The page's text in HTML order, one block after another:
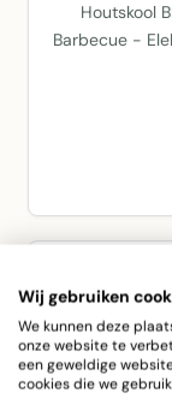
Houtskool
Barbecue -
Wij gebruiken
We kunnen deze
onze website te
een geweldige
cookies die we